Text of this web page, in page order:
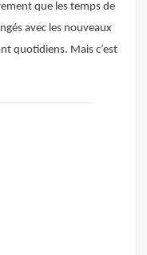
que les temps de
avec les nouveaux
quotidiens. Mais c’est